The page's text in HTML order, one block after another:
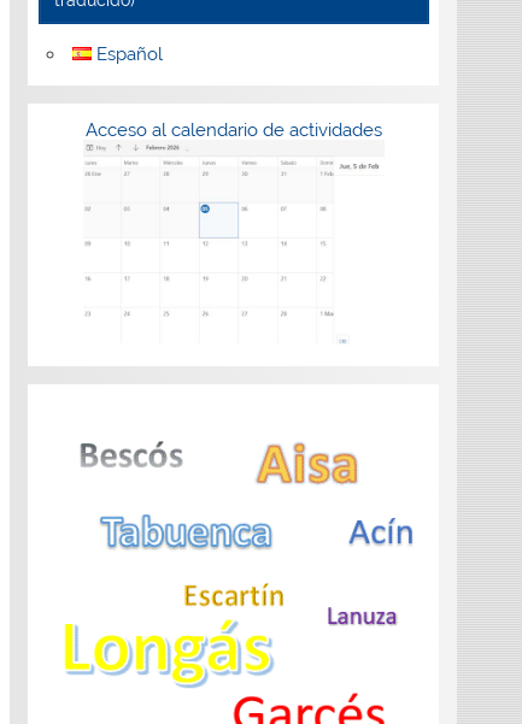
Español
Acceso al calendario de actividades